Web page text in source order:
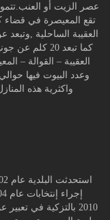
عصر الزيت أو
كما تبعد 20
واكثرية هذه
2010 بالتزكية في